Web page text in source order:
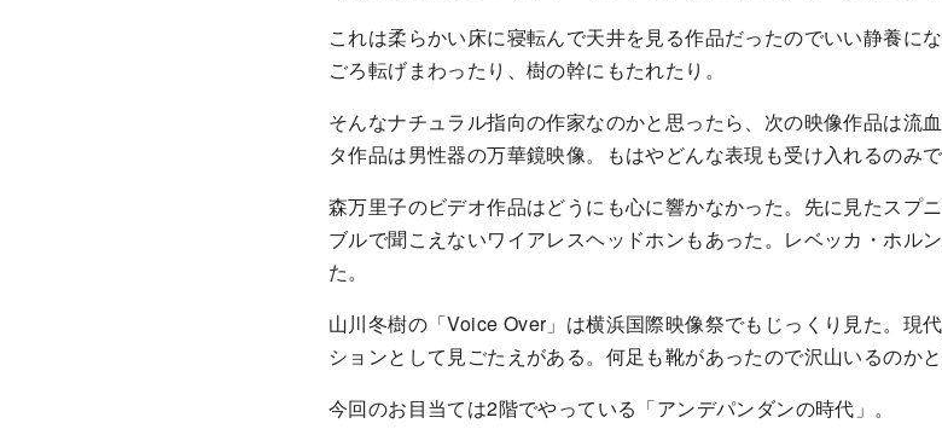
これは柔らかい床に寝転んで天井を見る作品だったのでいい静養に
ごろ転げまわったり、樹の幹にもたれたり。
そんなナチュラル指向の作家なのかと思ったら、次の映像作品は流
タ作品は男性器の万華鏡映像。もはやどんな表現も受け入れるのみで
森万里子のビデオ作品はどうにも心に響かなかった。先に見たスプ
ブルで聞こえないワイアレスヘッドホンもあった。レベッカ・ホル
た。
山川冬樹の「Voice Over」は横浜国際映像祭でもじっくり見た。現
ションとして見ごたえがある。何足も靴があったので沢山いるのか
今回のお目当ては2階でやっている「アンデパンダンの時代」。